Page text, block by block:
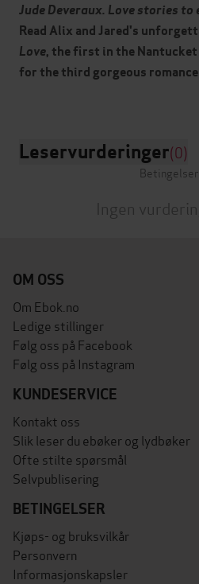
Jude Deveraux. Love stories to
Read Alix and Jared's
Love, the first in the
for the third gorgeous
Leservurderinger(0)
Ingen
OM OSS
Om Ebok.no
Ledige stillinger
Følg oss på Facebook
Følg oss på Instagram
KUNDESERVICE
Kontakt oss
Slik leser du ebøker og lydbøker
Ofte stilte spørsmål
Selvpublisering
BETINGELSER
Kjøps- og bruksvilkår
Personvern
Informasjonskapsler